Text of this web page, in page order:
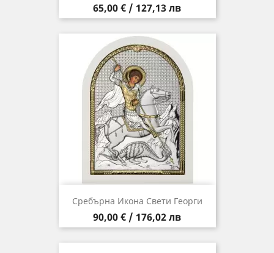
Цена
65,00 € / 127,13 лв
Сребърна Икона Свети Георги
Цена
90,00 € / 176,02 лв